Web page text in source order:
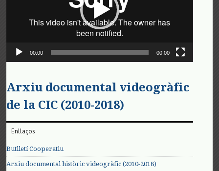
00:00 00:00
Arxiu documental videogràfic
de la CIC (2010-2018)
Enllaços
Butlletí Cooperatiu
Arxiu documental històric videogràfic (2010-2018)